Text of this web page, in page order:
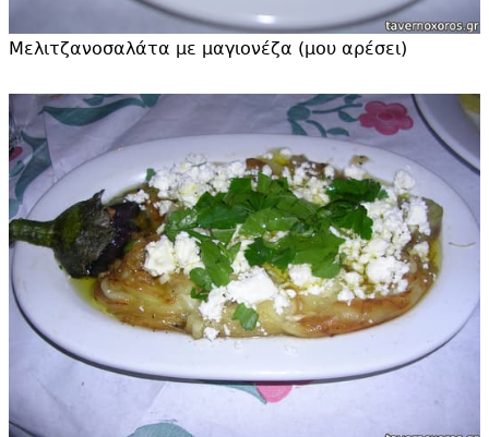
Μελιτζανοσαλάτα με μαγιονέζα (μου αρέσει)